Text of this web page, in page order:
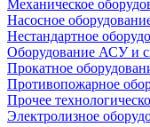
Механическое
Насосное
Нестандартное
Оборудование АСУ и
Прокатное
Противопожарное
Прочее
Электролизное